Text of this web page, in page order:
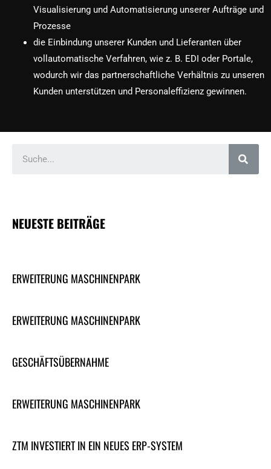
Visualisierung und Automatisierung unserer Aufträge und
Prozesse
die Einbindung unserer Kunden und Lieferanten über
vollautomatische Verfahren, wie z. B. EDI oder Portale,
wodurch wir das partnerschaftliche Verhältnis zu unseren
Kunden unterstützen und Personaleffizienz gewinnen.
NEUESTE BEITRÄGE
ERWEITERUNG MASCHINENPARK
ERWEITERUNG MASCHINENPARK
GESCHÄFTSÜBERNAHME
ERWEITERUNG MASCHINENPARK
ZTM INVESTIERT IN EIN NEUES ERP-SYSTEM